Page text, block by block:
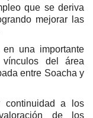
que se deriva
mejorar las
una importante
vínculos del área
entre Soacha y
continuidad a los
de los